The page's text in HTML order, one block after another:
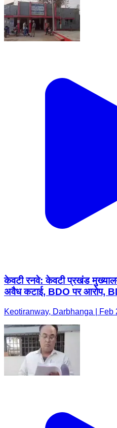
केवटी रनवे: केवटी प्रखंड
अवैध कटाई, BDO पर आरोप,
Keotiranway, Darbhanga | Feb